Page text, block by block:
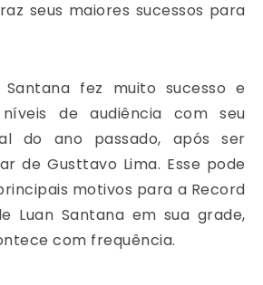
seus maiores sucessos para
Santana fez muito sucesso e
de audiência com seu
do ano passado, após ser
de Gusttavo Lima. Esse pode
motivos para a Record
Luan Santana em sua grade,
com frequência.